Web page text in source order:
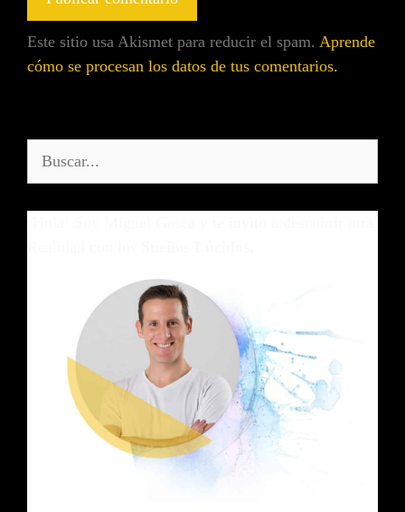
Este sitio usa Akismet para reducir el spam. Aprende
cómo se procesan los datos de tus comentarios.